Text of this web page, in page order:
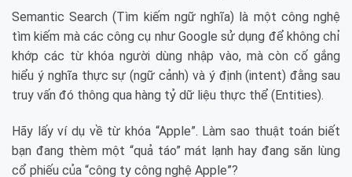
Semantic Search (Tìm kiếm ngữ nghĩa) là một công nghệ
tìm kiếm mà các công cụ như Google sử dụng để không chỉ
khớp các từ khóa người dùng nhập vào, mà còn cố gắng
hiểu ý nghĩa thực sự (ngữ cảnh) và ý định (intent) đằng sau
truy vấn đó thông qua hàng tỷ dữ liệu thực thể (Entities).
Hãy lấy ví dụ về từ khóa “Apple”. Làm sao thuật toán biết
bạn đang thèm một “quả táo” mát lạnh hay đang săn lùng
cổ phiếu của “công ty công nghệ Apple”?